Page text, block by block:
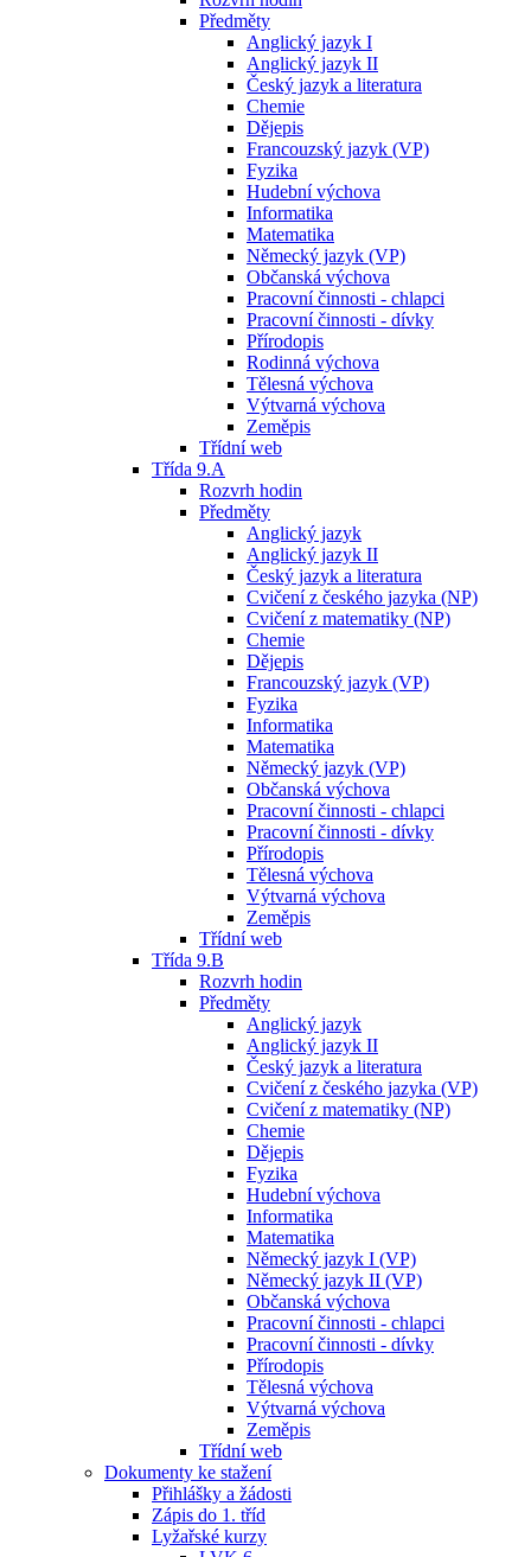
Předměty
Anglický jazyk I
Anglický jazyk II
Český jazyk a literatura
Chemie
Dějepis
Francouzský jazyk (VP)
Fyzika
Hudební výchova
Informatika
Matematika
Německý jazyk (VP)
Občanská výchova
Pracovní činnosti - chlapci
Pracovní činnosti - dívky
Přírodopis
Rodinná výchova
Tělesná výchova
Výtvarná výchova
Zeměpis
Třídní web
Třída 9.A
Rozvrh hodin
Předměty
Anglický jazyk
Anglický jazyk II
Český jazyk a literatura
Cvičení z českého jazyka (NP)
Cvičení z matematiky (NP)
Chemie
Dějepis
Francouzský jazyk (VP)
Fyzika
Informatika
Matematika
Německý jazyk (VP)
Občanská výchova
Pracovní činnosti - chlapci
Pracovní činnosti - dívky
Přírodopis
Tělesná výchova
Výtvarná výchova
Zeměpis
Třídní web
Třída 9.B
Rozvrh hodin
Předměty
Anglický jazyk
Anglický jazyk II
Český jazyk a literatura
Cvičení z českého jazyka (VP)
Cvičení z matematiky (NP)
Chemie
Dějepis
Fyzika
Hudební výchova
Informatika
Matematika
Německý jazyk I (VP)
Německý jazyk II (VP)
Občanská výchova
Pracovní činnosti - chlapci
Pracovní činnosti - dívky
Přírodopis
Tělesná výchova
Výtvarná výchova
Zeměpis
Třídní web
Dokumenty ke stažení
Přihlášky a žádosti
Zápis do 1. tříd
Lyžařské kurzy